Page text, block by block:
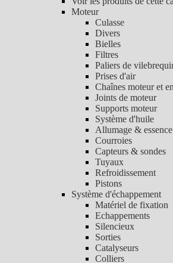
Moteur
Culasse
Divers
Bielles
Filtres
Paliers de
Prises d'air
Chaînes moteur et
Joints de moteur
Supports moteur
Système d'huile
Allumage & essence
Courroies
Capteurs & sondes
Tuyaux
Refroidissement
Pistons
Système d'échappement
Matériel de fixation
Echappements
Silencieux
Sorties
Catalyseurs
Colliers